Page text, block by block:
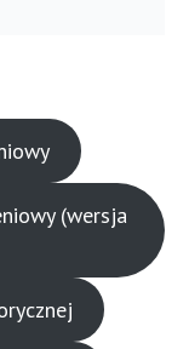
(wersja